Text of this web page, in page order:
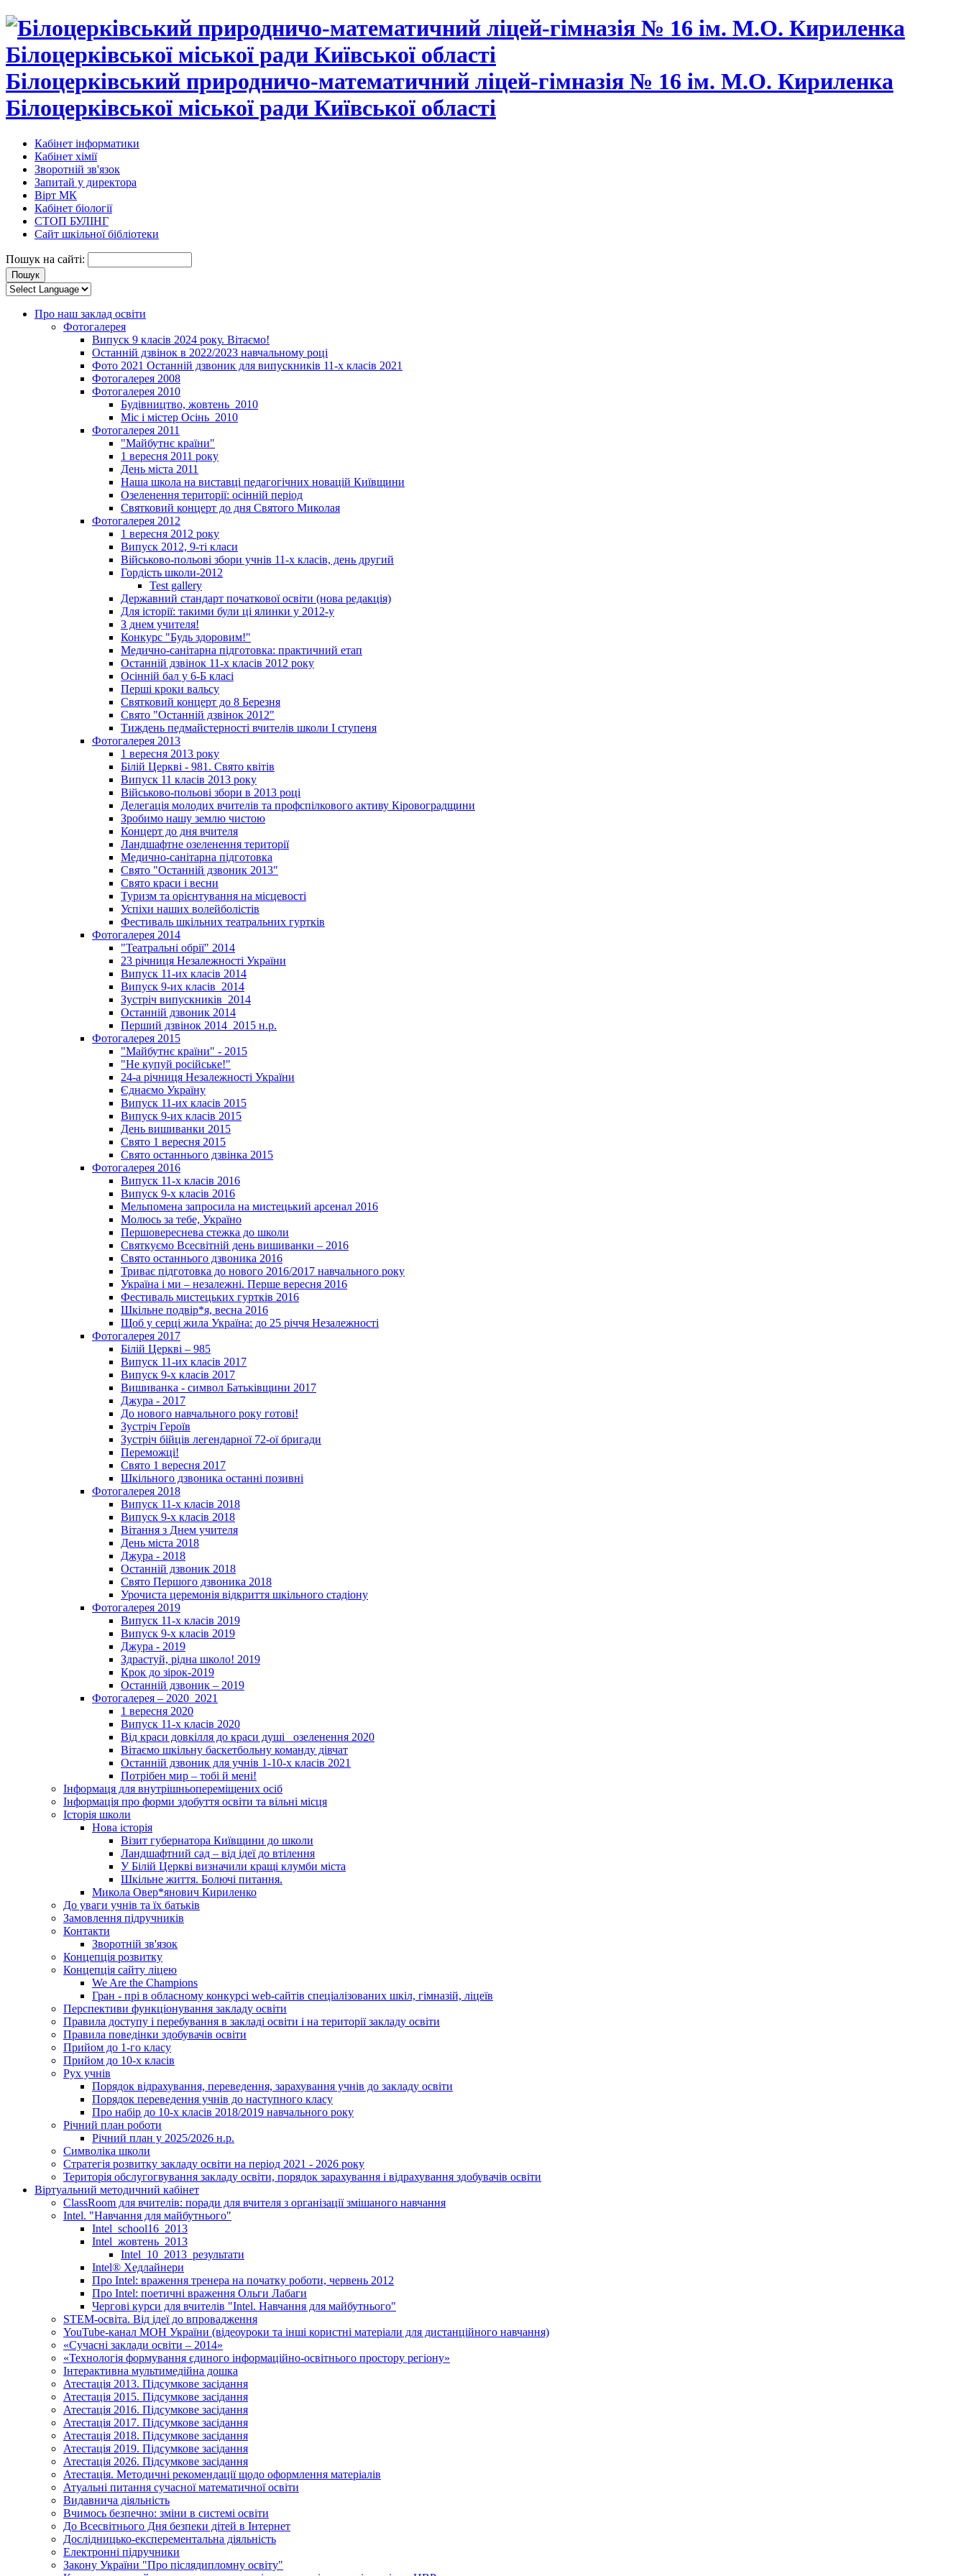
Білоцерківський природничо-математичний ліцей-гімназія № 16 ім. М.О. Кириленка
Білоцерківської міської ради Київської області
Кабінет інформатики
Кабінет хімії
Зворотній зв'язок
Запитай у директора
Вірт МК
Кабінет біології
СТОП БУЛІНГ
Сайт шкільної бібліотеки
Пошук на сайті:
Про наш заклад освіти
Фотогалерея
Випуск 9 класів 2024 року. Вітаємо!
Останній дзвінок в 2022/2023 навчальному році
Фото 2021 Останній дзвоник для випускників 11-х класів 2021
Фотогалерея 2008
Фотогалерея 2010
Будівництво, жовтень_2010
Міс і містер Осінь_2010
Фотогалерея 2011
"Майбутнє країни"
1 вересня 2011 року
День міста 2011
Наша школа на виставці педагогічних новацій Київщини
Озеленення території: осінній період
Святковий концерт до дня Святого Миколая
Фотогалерея 2012
1 вересня 2012 року
Випуск 2012, 9-ті класи
Військово-польові збори учнів 11-х класів, день другий
Гордість школи-2012
Test gallery
Державний стандарт початкової освіти (нова редакція)
Для історії: такими були ці ялинки у 2012-у
З днем учителя!
Конкурс "Будь здоровим!"
Медично-санітарна підготовка: практичний етап
Останній дзвінок 11-х класів 2012 року
Осінній бал у 6-Б класі
Перші кроки вальсу
Святковий концерт до 8 Березня
Свято "Останній дзвінок 2012"
Тиждень педмайстерності вчителів школи І ступеня
Фотогалерея 2013
1 вересня 2013 року
Білій Церкві - 981. Свято квітів
Випуск 11 класів 2013 року
Військово-польові збори в 2013 році
Делегація молодих вчителів та профспілкового активу Кіровоградщини
Зробимо нашу землю чистою
Концерт до дня вчителя
Ландшафтне озеленення території
Медично-санітарна підготовка
Свято "Останній дзвоник 2013"
Свято краси і весни
Туризм та орієнтування на місцевості
Успіхи наших волейболістів
Фестиваль шкільних театральних гуртків
Фотогалерея 2014
"Театральні обрії" 2014
23 річниця Незалежності України
Випуск 11-их класів 2014
Випуск 9-их класів_2014
Зустріч випускників_2014
Останній дзвоник 2014
Перший дзвінок 2014_2015 н.р.
Фотогалерея 2015
"Майбутнє країни" - 2015
"Не купуй російське!"
24-а річниця Незалежності України
Єднаємо Україну
Випуск 11-их класів 2015
Випуск 9-их класів 2015
День вишиванки 2015
Свято 1 вересня 2015
Свято останнього дзвінка 2015
Фотогалерея 2016
Випуск 11-х класів 2016
Випуск 9-х класів 2016
Мельпомена запросила на мистецький арсенал 2016
Молюсь за тебе, Україно
Першовереснева стежка до школи
Святкуємо Всесвітній день вишиванки – 2016
Свято останнього дзвоника 2016
Триває підготовка до нового 2016/2017 навчального року
Україна і ми – незалежні. Перше вересня 2016
Фестиваль мистецьких гуртків 2016
Шкільне подвір*я, весна 2016
Щоб у серці жила Україна: до 25­ річчя Незалежності
Фотогалерея 2017
Білій Церкві – 985
Випуск 11-их класів 2017
Випуск 9-х класів 2017
Вишиванка - символ Батьківщини 2017
Джура - 2017
До нового навчального року готові!
Зустріч Героїв
Зустріч бійців легендарної 72-ої бригади
Переможці!
Свято 1 вересня 2017
Шкільного дзвоника останні позивні
Фотогалерея 2018
Випуск 11-х класів 2018
Випуск 9-х класів 2018
Вітання з Днем учителя
День міста 2018
Джура - 2018
Останній дзвоник 2018
Свято Першого дзвоника 2018
Урочиста церемонія відкриття шкільного стадіону
Фотогалерея 2019
Випуск 11-х класів 2019
Випуск 9-х класів 2019
Джура - 2019
Здрастуй, рідна школо! 2019
Крок до зірок-2019
Останній дзвоник – 2019
Фотогалерея – 2020_2021
1 вересня 2020
Випуск 11-х класів 2020
Від краси довкілля до краси душі _озеленення 2020
Вітаємо шкільну баскетбольну команду дівчат
Останній дзвоник для учнів 1-10-х класів 2021
Потрібен мир – тобі й мені!
Інформаця для внутрішньопереміщених осіб
Інформація про форми здобуття освіти та вільні місця
Історія школи
Нова історія
Візит губернатора Київщини до школи
Ландшафтний сад – від ідеї до втілення
У Білій Церкві визначили кращі клумби міста
Шкільне життя. Болючі питання.
Микола Овер*янович Кириленко
До уваги учнів та їх батьків
Замовлення підручників
Контакти
Зворотній зв'язок
Концепція розвитку
Концепція сайту ліцею
We Are the Champions
Гран - прі в обласному конкурсі web-сайтів спеціалізованих шкіл, гімназій, ліцеїв
Перспективи функціонування закладу освіти
Правила доступу і перебування в закладі освіти і на території закладу освіти
Правила поведінки здобувачів освіти
Прийом до 1-го класу
Прийом до 10-х класів
Рух учнів
Порядок відрахування, переведення, зарахування учнів до закладу освіти
Порядок переведення учнів до наступного класу
Про набір до 10-х класів 2018/2019 навчального року
Річний план роботи
Річний план у 2025/2026 н.р.
Символіка школи
Стратегія розвитку закладу освіти на період 2021 - 2026 року
Територія обслугогвування закладу освіти, порядок зарахування і відрахування здобувачів освіти
Віртуальний методичний кабінет
ClassRoom для вчителів: поради для вчителя з організації змішаного навчання
Intel. "Навчання для майбутнього"
Intel_school16_2013
Intel_жовтень_2013
Intel_10_2013_результати
Іntel® Хедлайнери
Про Intel: враження тренера на початку роботи, червень 2012
Про Intel: поетичні враження Ольги Лабаги
Чергові курси для вчителів "Intel. Навчання для майбутнього"
STEM-освіта. Від ідеї до впровадження
YouTube-канал МОН України (відеоуроки та інші користні матеріали для дистанційного навчання)
«Сучасні заклади освіти – 2014»
«Технологія формування єдиного інформаційно-освітнього простору регіону»
Інтерактивна мультимедійна дошка
Атестація 2013. Підсумкове засідання
Атестація 2015. Підсумкове засідання
Атестація 2016. Підсумкове засідання
Атестація 2017. Підсумкове засідання
Атестація 2018. Підсумкове засідання
Атестація 2019. Підсумкове засідання
Атестація 2026. Підсумкове засідання
Атестація. Методичні рекомендації щодо оформлення матеріалів
Атуальні питання сучасної математичної освіти
Видавнича діяльність
Вчимось безпечно: зміни в системі освіти
До Всесвітнього Дня безпеки дітей в Інтернет
Дослідницько-експерементальна діяльність
Електронні підручники
Закону України "Про післядипломну освіту"